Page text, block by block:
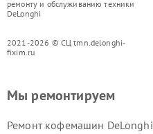
ремонту и обслуживанию техники
DeLonghi
2021-2026 © СЦ tmn.delonghi-
fixim.ru
Мы ремонтируем
Ремонт кофемашин DeLonghi